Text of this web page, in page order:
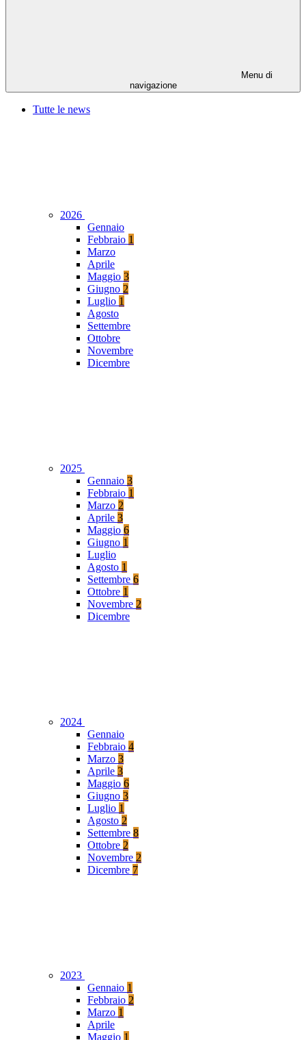
Menu di
navigazione
Tutte le news
2026
Gennaio
Febbraio 1
Marzo
Aprile
Maggio 3
Giugno 2
Luglio 1
Agosto
Settembre
Ottobre
Novembre
Dicembre
2025
Gennaio 3
Febbraio 1
Marzo 2
Aprile 3
Maggio 6
Giugno 1
Luglio
Agosto 1
Settembre 6
Ottobre 1
Novembre 2
Dicembre
2024
Gennaio
Febbraio 4
Marzo 3
Aprile 3
Maggio 6
Giugno 3
Luglio 1
Agosto 2
Settembre 8
Ottobre 2
Novembre 2
Dicembre 7
2023
Gennaio 1
Febbraio 2
Marzo 1
Aprile
Maggio 1